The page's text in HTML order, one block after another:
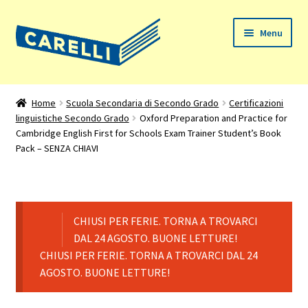
Vai
alla
navigazione
Vai
al
contenuto
Menu
Home
Chi siamo
Prodotti
child
Home Scuola Secondaria di Secondo Grado
Certificazioni
linguistiche Secondo Grado
Oxford Preparation and Practice for
Cambridge English First for Schools Exam Trainer Student’s Book
Pack – SENZA CHIAVI
CHIUSI PER FERIE. TORNA A TROVARCI
DAL 24 AGOSTO. BUONE LETTURE!
CHIUSI PER FERIE. TORNA A TROVARCI DAL 24
AGOSTO. BUONE LETTURE!